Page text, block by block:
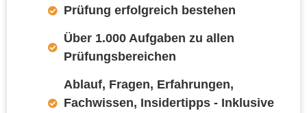
Prüfung erfolgreich bestehen
Über 1.000 Aufgaben zu allen
Prüfungsbereichen
Ablauf, Fragen, Erfahrungen,
Fachwissen, Insidertipps - Inklusive